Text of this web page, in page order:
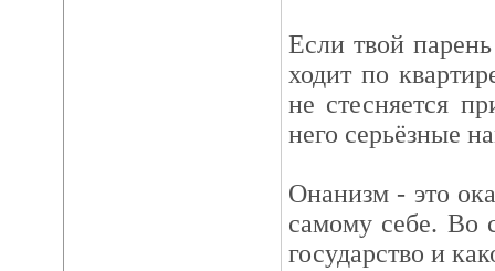
Если твой
ходит по
не стесняется
него серьёзные
Онанизм - это
самому себе. Во
государство и